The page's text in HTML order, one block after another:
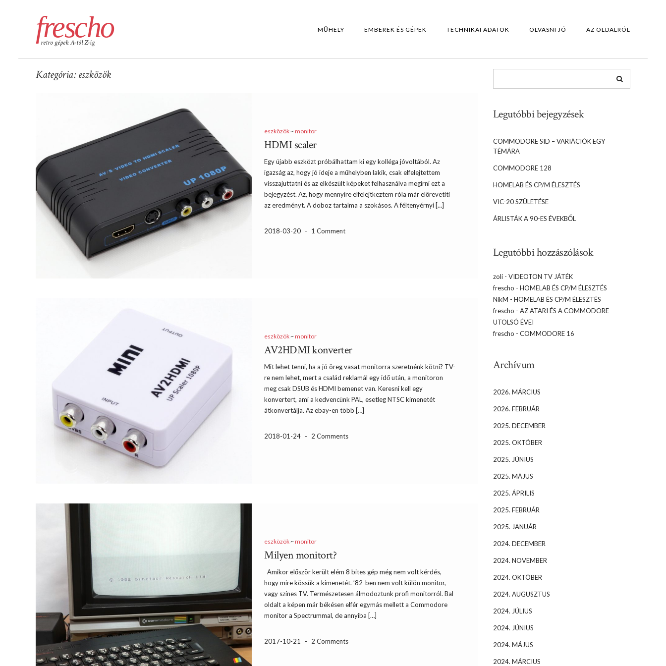
frescho
retro gépek A-tól Z-ig
MŰHELY EMBEREK ÉS GÉPEK TECHNIKAI ADATOK OLVASNI JÓ AZ OLDALRÓL
Kategória:eszközök
eszközök~monitor
HDMI scaler
Egy újabb eszközt próbálhattam ki egy kolléga jóvoltából. Az
igazság az, hogy jó ideje a műhelyben lakik, csak elfelejtettem
visszajuttatni és az elkészült képeket felhasználva megírni ezt a
bejegyzést. Az, hogy mennyire elfelejtkeztem róla már előrevetíti
az eredményt. A doboz tartalma a szokásos. A féltenyérnyi […]
2018-03-20 - 1 Comment
eszközök~monitor
AV2HDMI konverter
Mit lehet tenni, ha a jó öreg vasat monitorra szeretnénk kötni? TV-
re nem lehet, mert a család reklamál egy idő után, a monitoron
meg csak DSUB és HDMI bemenet van. Keresni kell egy
konvertert, ami a kedvencünk PAL, esetleg NTSC kimenetét
átkonvertálja. Az ebay-en több […]
2018-01-24 - 2 Comments
eszközök~monitor
Milyen monitort?
Amikor először került elém 8 bites gép még nem volt kérdés,
hogy mire kössük a kimenetét. ’82-ben nem volt külön monitor,
vagy színes TV. Természetesen álmodoztunk profi monitorról. Bal
oldalt a képen már békésen elfér egymás mellett a Commodore
monitor a Spectrummal, de annyiba […]
2017-10-21 - 2 Comments
Legutóbbi bejegyzések
COMMODORE SID – VARIÁCIÓK EGY
TÉMÁRA
COMMODORE 128
HOMELAB ÉS CP/M ÉLESZTÉS
VIC-20 SZÜLETÉSE
ÁRLISTÁK A 90-ES ÉVEKBŐL
Legutóbbi hozzászólások
zoli- VIDEOTON TV JÁTÉK
frescho - HOMELAB ÉS CP/M ÉLESZTÉS
NikM - HOMELAB ÉS CP/M ÉLESZTÉS
frescho - AZ ATARI ÉS A COMMODORE
UTOLSÓ ÉVEI
frescho - COMMODORE 16
Archívum
2026. MÁRCIUS
2026. FEBRUÁR
2025. DECEMBER
2025. OKTÓBER
2025. JÚNIUS
2025. MÁJUS
2025. ÁPRILIS
2025. FEBRUÁR
2025. JANUÁR
2024. DECEMBER
2024. NOVEMBER
2024. OKTÓBER
2024. AUGUSZTUS
2024. JÚLIUS
2024. JÚNIUS
2024. MÁJUS
2024. MÁRCIUS